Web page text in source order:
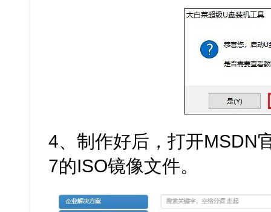
4、制作好后，打开MSDN
7的ISO镜像文件。